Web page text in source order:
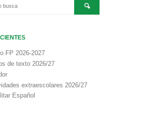
FP 2026-2027
de texto 2026/27
extraescolares 2026/27
Español